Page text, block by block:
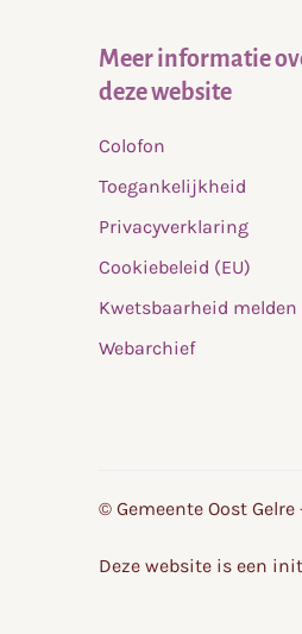
Meer informatie
deze website
Colofon
Toegankelijkheid
Privacyverklaring
Cookiebeleid (EU)
Kwetsbaarheid melden
Webarchief
© Gemeente Oost Gelre
Deze website is een